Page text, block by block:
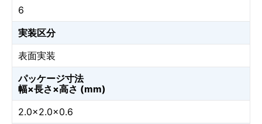
6
実装区分
表面実装
パッケージ寸法
幅×長さ×高さ (mm)
2.0×2.0×0.6